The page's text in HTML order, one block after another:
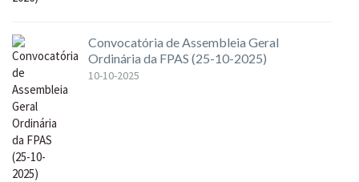
Convocatória de Assembleia Geral
Ordinária da FPAS (25-10-2025)
10-10-2025